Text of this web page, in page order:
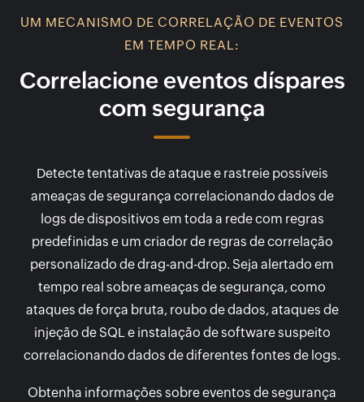
UM MECANISMO DE CORRELAÇÃO DE EVENTOS
EM TEMPO REAL:
Correlacione eventos díspares
com segurança
Detecte tentativas de ataque e rastreie possíveis
ameaças de segurança correlacionando dados de
logs de dispositivos em toda a rede com regras
predefinidas e um criador de regras de correlação
personalizado de drag-and-drop. Seja alertado em
tempo real sobre ameaças de segurança, como
ataques de força bruta, roubo de dados, ataques de
injeção de SQL e instalação de software suspeito
correlacionando dados de diferentes fontes de logs.
Obtenha informações sobre eventos de segurança